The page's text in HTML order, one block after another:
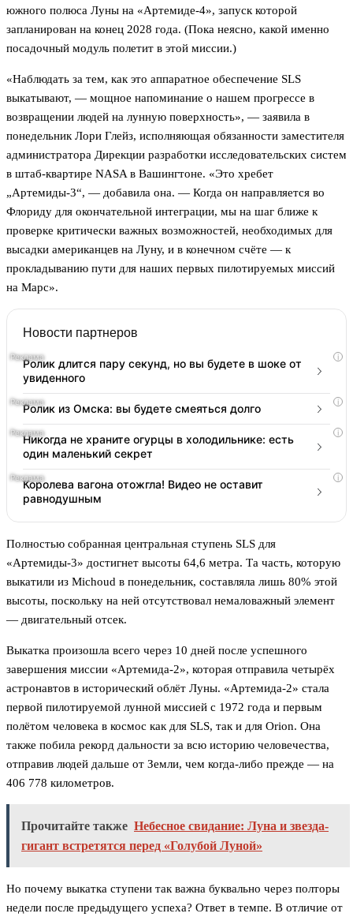
южного полюса Луны на «Артемиде-4», запуск которой
запланирован на конец 2028 года. (Пока неясно, какой именно
посадочный модуль полетит в этой миссии.)
«Наблюдать за тем, как это аппаратное обеспечение SLS
выкатывают, — мощное напоминание о нашем прогрессе в
возвращении людей на лунную поверхность», — заявила в
понедельник Лори Глейз, исполняющая обязанности заместителя
администратора Дирекции разработки исследовательских систем
в штаб-квартире NASA в Вашингтоне. «Это хребет
„Артемиды-3“, — добавила она. — Когда он направляется во
Флориду для окончательной интеграции, мы на шаг ближе к
проверке критически важных возможностей, необходимых для
высадки американцев на Луну, и в конечном счёте — к
прокладыванию пути для наших первых пилотируемых миссий
на Марс».
Новости партнеров
i
Ролик длится пару секунд, но вы будете в шоке от
увиденного
i
Ролик из Омска: вы будете смеяться долго
i
Никогда не храните огурцы в холодильнике: есть
один маленький секрет
i
Королева вагона отожгла! Видео не оставит
равнодушным
Полностью собранная центральная ступень SLS для
«Артемиды-3» достигнет высоты 64,6 метра. Та часть, которую
выкатили из Michoud в понедельник, составляла лишь 80% этой
высоты, поскольку на ней отсутствовал немаловажный элемент
— двигательный отсек.
Выкатка произошла всего через 10 дней после успешного
завершения миссии «Артемида-2», которая отправила четырёх
астронавтов в исторический облёт Луны. «Артемида-2» стала
первой пилотируемой лунной миссией с 1972 года и первым
полётом человека в космос как для SLS, так и для Orion. Она
также побила рекорд дальности за всю историю человечества,
отправив людей дальше от Земли, чем когда-либо прежде — на
406 778 километров.
Прочитайте также Небесное свидание: Луна и звезда-
гигант встретятся перед «Голубой Луной»
Но почему выкатка ступени так важна буквально через полторы
недели после предыдущего успеха? Ответ в темпе. В отличие от